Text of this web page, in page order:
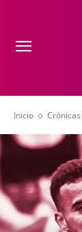
Inicio Crónicas